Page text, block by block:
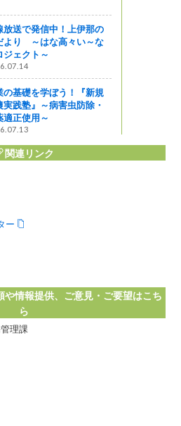
放送で発信中！上伊那の
より ～はな高々い～な
ジェクト～
の基礎を学ぼう！『新規
実践塾』～病害虫防除・
適正使用～
関連リンク
ー
や情報提供、ご意見・ご要望はこち
ら
理課